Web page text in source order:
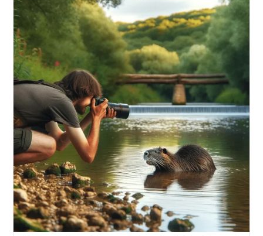
Mit
Dem
IPhone
Pro
Max:
Grundlegende
Unterschied
Einfach
Erklärt